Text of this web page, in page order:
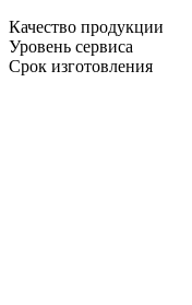
Качество продукции
Уровень сервиса
Срок изготовления